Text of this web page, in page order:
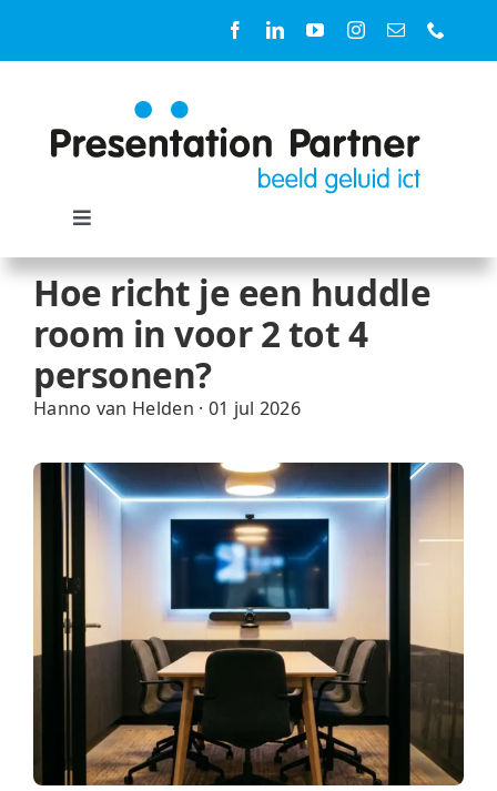
naar
Toggle
Oplossingen
Ruimtes
Producten
Nieuws
Neem contact op
Hoe richt je een huddle
room in voor 2 tot 4
personen?
Hanno van Helden · 01 jul 2026